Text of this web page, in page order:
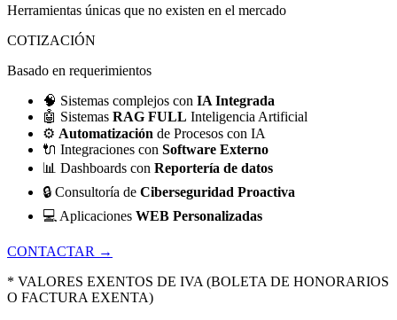
Herramientas únicas que no existen en el mercado
COTIZACIÓN
Basado en requerimientos
🧠 Sistemas complejos con IA Integrada
🤖 Sistemas RAG FULL Inteligencia Artificial
⚙️ Automatización de Procesos con IA
🔌 Integraciones con Software Externo
📊 Dashboards con Reportería de datos
🔒 Consultoría de Ciberseguridad Proactiva
💻 Aplicaciones WEB Personalizadas
CONTACTAR →
* VALORES EXENTOS DE IVA (BOLETA DE HONORARIOS
O FACTURA EXENTA)